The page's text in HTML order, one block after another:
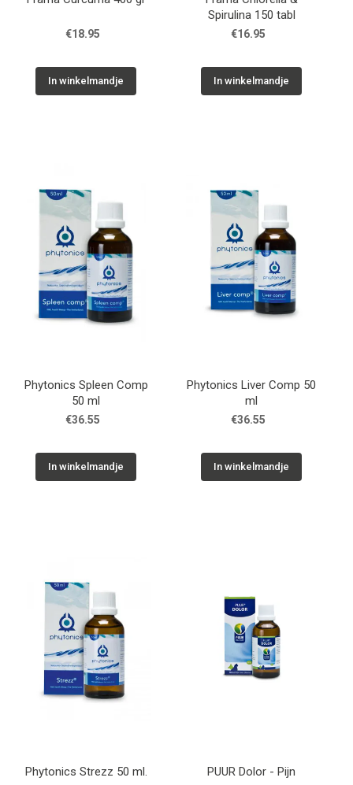
€18.95
In winkelmandje
Spirulina 150 tabl
€16.95
In winkelmandje
Phytonics Spleen Comp
50 ml
€36.55
In winkelmandje
Phytonics Liver Comp 50
ml
€36.55
In winkelmandje
Phytonics Strezz 50 ml. PUUR Dolor - Pijn